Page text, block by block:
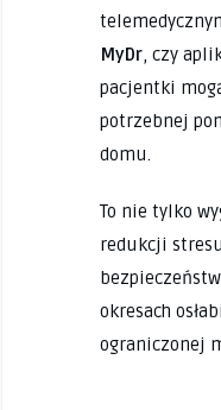
MyDr, czy
pacjentki
potrzebnej
domu.
To nie tylko
redukcji
okresach
ograniczonej